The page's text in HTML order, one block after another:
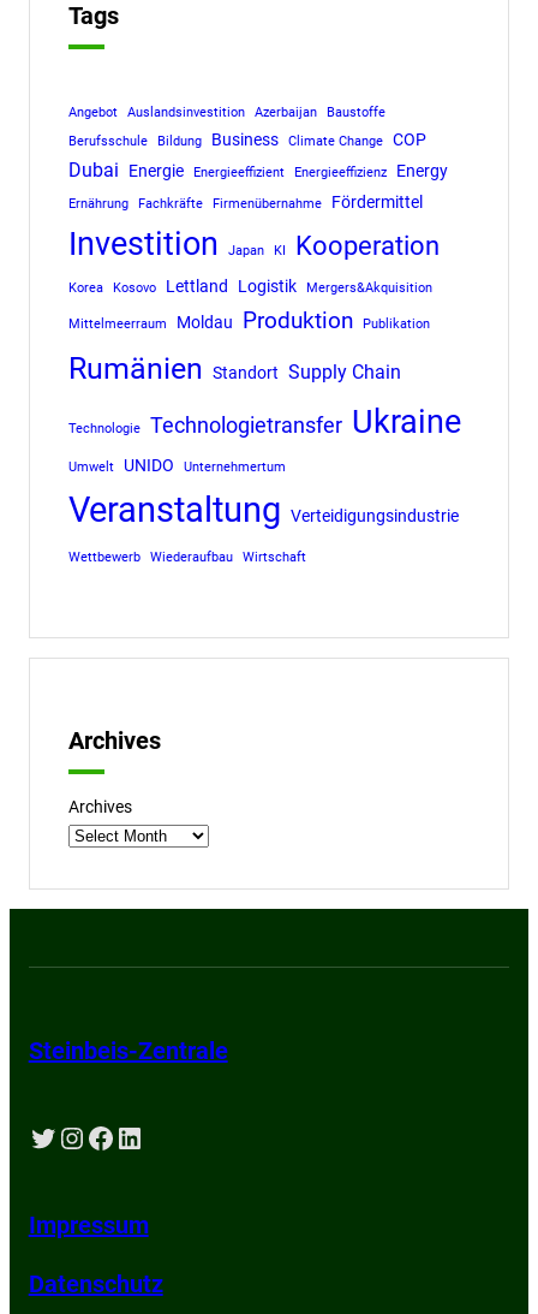
Tags
Angebot Auslandsinvestition Azerbaijan
Baustoffe
Berufsschule
Bildung Business Climate Change COP
Dubai Energie Energieeffizient Energieeffizienz Energy
Ernährung Fachkräfte Firmenübernahme Fördermittel
Investition Japan KI Kooperation
Korea Kosovo Lettland Logistik Mergers&Akquisition
Mittelmeerraum Moldau Produktion Publikation
Rumänien Standort Supply Chain
Technologie Technologietransfer Ukraine
Umwelt UNIDO Unternehmertum
Veranstaltung Verteidigungsindustrie
Wettbewerb Wiederaufbau Wirtschaft
Archives
Archives
Steinbeis-Zentrale
Twitter Instagram Facebook LinkedIn
Impressum
Datenschutz